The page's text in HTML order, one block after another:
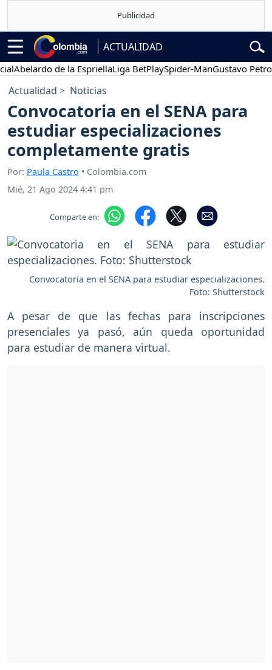
ACTUALIDAD
de la EspriellaLiga BetPlaySpider-ManGustavo Petro
Actualidad Noticias
Convocatoria en el SENA para
estudiar especializaciones
completamente gratis
Por: Paula Castro • Colombia.com
Mié, 21 Ago 2024 4:41 pm
Comparte en:
Convocatoria en el SENA para estudiar especializaciones.
Foto: Shutterstock
A pesar de que las fechas para inscripciones
presenciales ya pasó, aún queda oportunidad
para estudiar de manera virtual.